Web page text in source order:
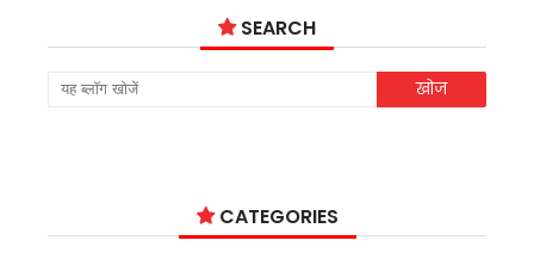
SEARCH
CATEGORIES